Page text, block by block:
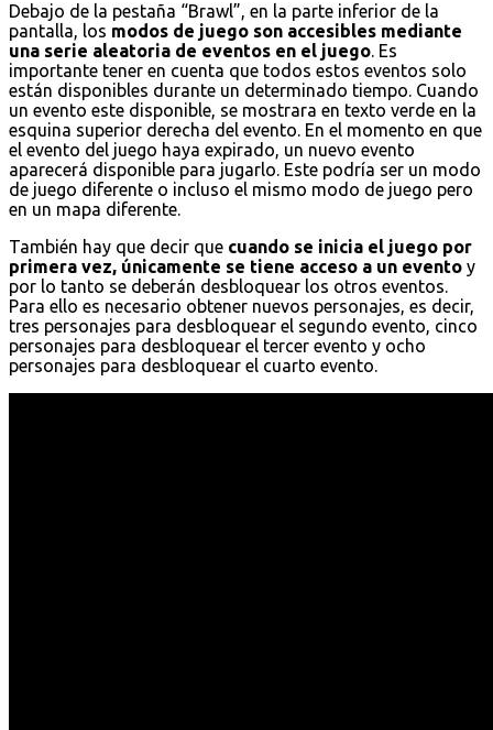
Debajo de la pestaña “Brawl”, en la parte inferior de la
pantalla, los modos de juego son accesibles mediante
una serie aleatoria de eventos en el juego. Es
importante tener en cuenta que todos estos eventos solo
están disponibles durante un determinado tiempo. Cuando
un evento este disponible, se mostrara en texto verde en la
esquina superior derecha del evento. En el momento en que
el evento del juego haya expirado, un nuevo evento
aparecerá disponible para jugarlo. Este podría ser un modo
de juego diferente o incluso el mismo modo de juego pero
en un mapa diferente.
También hay que decir que cuando se inicia el juego por
primera vez, únicamente se tiene acceso a un evento y
por lo tanto se deberán desbloquear los otros eventos.
Para ello es necesario obtener nuevos personajes, es decir,
tres personajes para desbloquear el segundo evento, cinco
personajes para desbloquear el tercer evento y ocho
personajes para desbloquear el cuarto evento.